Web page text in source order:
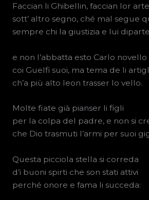
Faccian li Ghibellin, faccian lor arte
sott’ altro segno, ché mal segue
sempre chi la giustizia e lui
e non l’abbatta esto Carlo novello
coi Guelfi suoi, ma tema de li
ch’a più alto leon trasser lo vello.
Molte fïate già pianser li figli
per la colpa del padre, e non si
che Dio trasmuti l’armi per suoi
Questa picciola stella si correda
d’i buoni spirti che son stati attivi
perché onore e fama li succeda: